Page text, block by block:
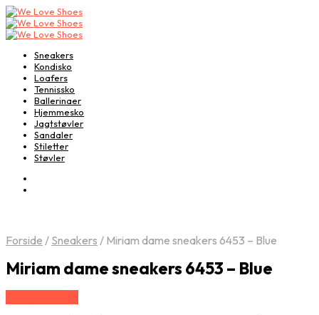
Sneakers
Kondisko
Loafers
Tennissko
Ballerinaer
Hjemmesko
Jagtstøvler
Sandaler
Stiletter
Støvler
Forside / Sneakers / Miriam dame sneakers 6453 – Blue
Miriam dame sneakers 6453 – Blue